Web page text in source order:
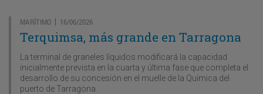
MARÍTIMO | 16/06/2026
Terquimsa, más grande en Tarragona
La terminal de graneles líquidos modificará la capacidad
inicialmente prevista en la cuarta y última fase que completa el
desarrollo de su concesión en el muelle de la Química del
puerto de Tarragona.